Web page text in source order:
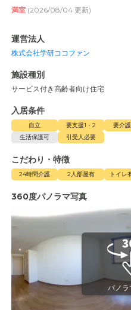
満室 (2026/08/04 更新)
運営法人
株式会社学研ココファン
施設種別
サービス付き高齢者向け住宅
入居条件
自立 要支援1・2 要介
生活保護可
引受人必要
こだわり・特徴
24時間介護 2人部屋有 トイレ
360度パノラマ写真